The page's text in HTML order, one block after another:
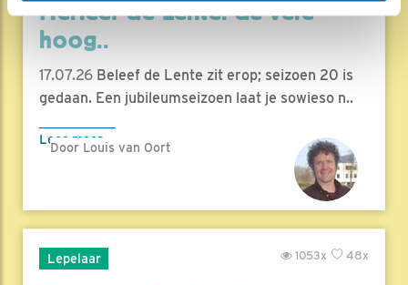
Herleef de Lente: de vele
hoog..
17.07.26 Beleef de Lente zit erop; seizoen 20 is
gedaan. Een jubileumseizoen laat je sowieso n..
Lees meer
Door Louis van Oort
Lepelaar 48x
1053x